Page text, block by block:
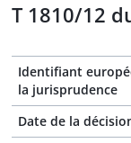
T 1810/12
Identifiant
la jurisprudence
Date de la